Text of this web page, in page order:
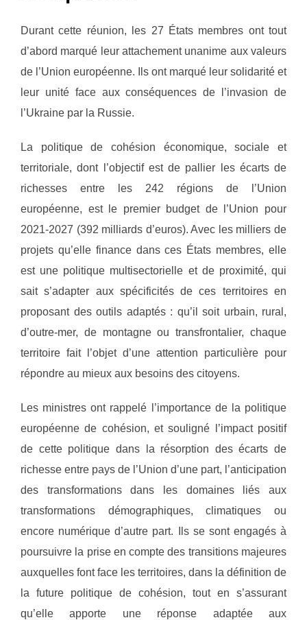
Durant cette réunion, les 27 États membres ont tout
d’abord marqué leur attachement unanime aux valeurs
de l’Union européenne. Ils ont marqué leur solidarité et
leur unité face aux conséquences de l’invasion de
l’Ukraine par la Russie.
La politique de cohésion économique, sociale et
territoriale, dont l’objectif est de pallier les écarts de
richesses entre les 242 régions de l’Union
européenne, est le premier budget de l’Union pour
2021-2027 (392 milliards d’euros). Avec les milliers de
projets qu’elle finance dans ces États membres, elle
est une politique multisectorielle et de proximité, qui
sait s’adapter aux spécificités de ces territoires en
proposant des outils adaptés : qu’il soit urbain, rural,
d’outre-mer, de montagne ou transfrontalier, chaque
territoire fait l’objet d’une attention particulière pour
répondre au mieux aux besoins des citoyens.
Les ministres ont rappelé l’importance de la politique
européenne de cohésion, et souligné l’impact positif
de cette politique dans la résorption des écarts de
richesse entre pays de l’Union d’une part, l’anticipation
des transformations dans les domaines liés aux
transformations démographiques, climatiques ou
encore numérique d’autre part. Ils se sont engagés à
poursuivre la prise en compte des transitions majeures
auxquelles font face les territoires, dans la définition de
la future politique de cohésion, tout en s’assurant
qu’elle apporte une réponse adaptée aux